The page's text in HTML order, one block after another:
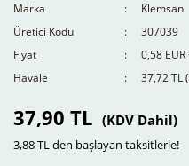
Marka
Klemsan
Üretici Kodu
307039
Fiyat
0,58 EUR
Havale
37,72 TL
37,90 TL (KDV Dahil)
3,88 TL den başlayan taksitlerle!